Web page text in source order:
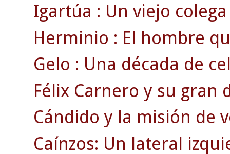
Igartúa : Un viejo
Herminio : El hombre
Gelo : Una década de
Félix Carnero y su gran
Cándido y la misión de
Caínzos: Un lateral